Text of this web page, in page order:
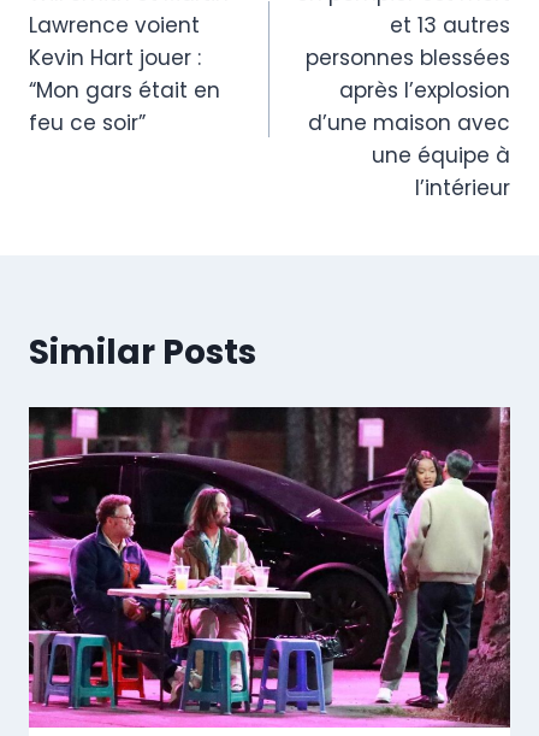
Lawrence voient
Kevin Hart jouer :
“Mon gars était en
feu ce soir”
et 13 autres
personnes blessées
après l’explosion
d’une maison avec
une équipe à
l’intérieur
Similar Posts